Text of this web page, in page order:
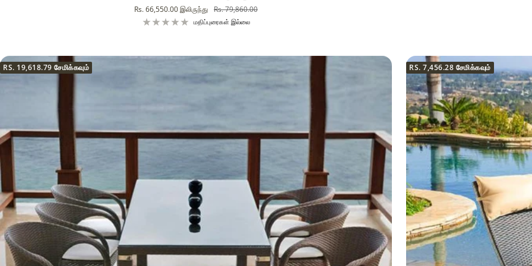
விற்பனை
விலை
Rs. 66,550.00இலிருந்து வழக்கமான
விலை
Rs. 79,860.00
மதிப்புரைகள் இல்லை
RS. 19,618.79 சேமிக்கவும் RS. 7,456.28 சேமிக்கவும்